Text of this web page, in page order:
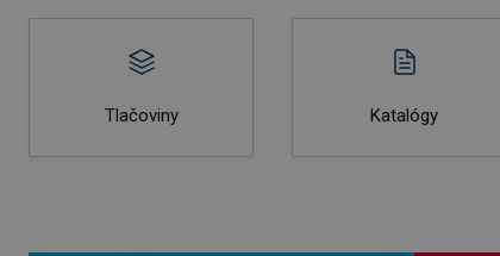
Tlačoviny Katalógy